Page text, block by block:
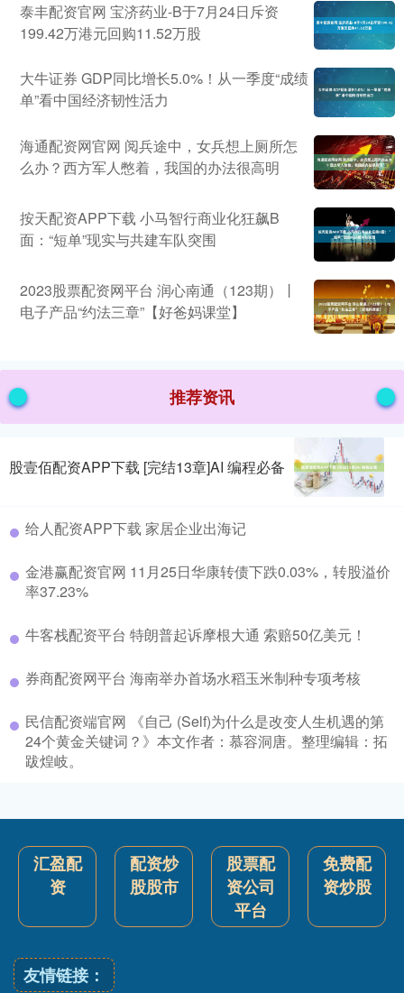
泰丰配资官网 宝济药业-B于7月24日斥资
199.42万港元回购11.52万股
大牛证券 GDP同比增长5.0%！从一季度“成绩
单”看中国经济韧性活力
海通配资网官网 阅兵途中，女兵想上厕所怎
么办？西方军人憋着，我国的办法很高明
按天配资APP下载 小马智行商业化狂飙B
面：“短单”现实与共建车队突围
2023股票配资网平台 润心南通（123期）丨
电子产品“约法三章”【好爸妈课堂】
推荐资讯
股壹佰配资APP下载 [完结13章]AI 编程必备
给人配资APP下载 家居企业出海记
金港赢配资官网 11月25日华康转债下跌0.03%，转股溢价
率37.23%
牛客栈配资平台 特朗普起诉摩根大通 索赔50亿美元！
券商配资网平台 海南举办首场水稻玉米制种专项考核
民信配资端官网 《自己 (Self)为什么是改变人生机遇的第
24个黄金关键词？》本文作者：慕容洞唐。整理编辑：拓
跋煌岐。
汇盈配
资
配资炒
股股市
股票配
资公司
平台
免费配
资炒股
友情链接：